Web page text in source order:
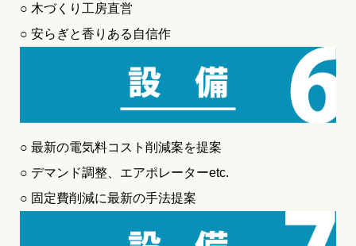
○ 木づくり工房直営
○ 安らぎと香りある自信作
○ 最新の電気料コスト削減案を提案
○ デマンド調整、エアポレーターetc.
○ 固定費削減に最新の手法提案